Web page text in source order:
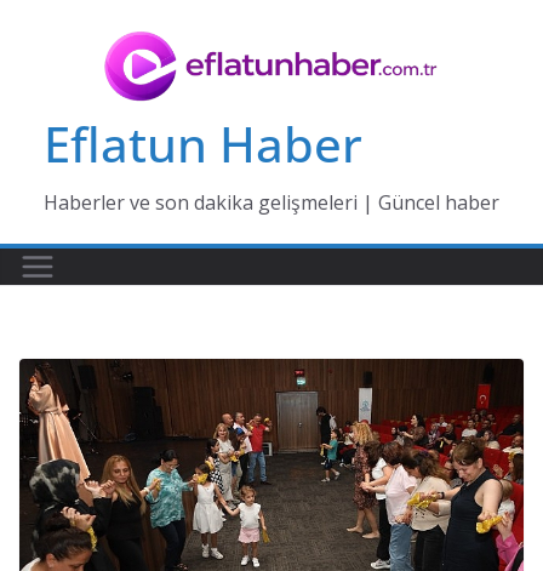
Eflatun Haber
Haberler ve son dakika gelişmeleri | Güncel haber